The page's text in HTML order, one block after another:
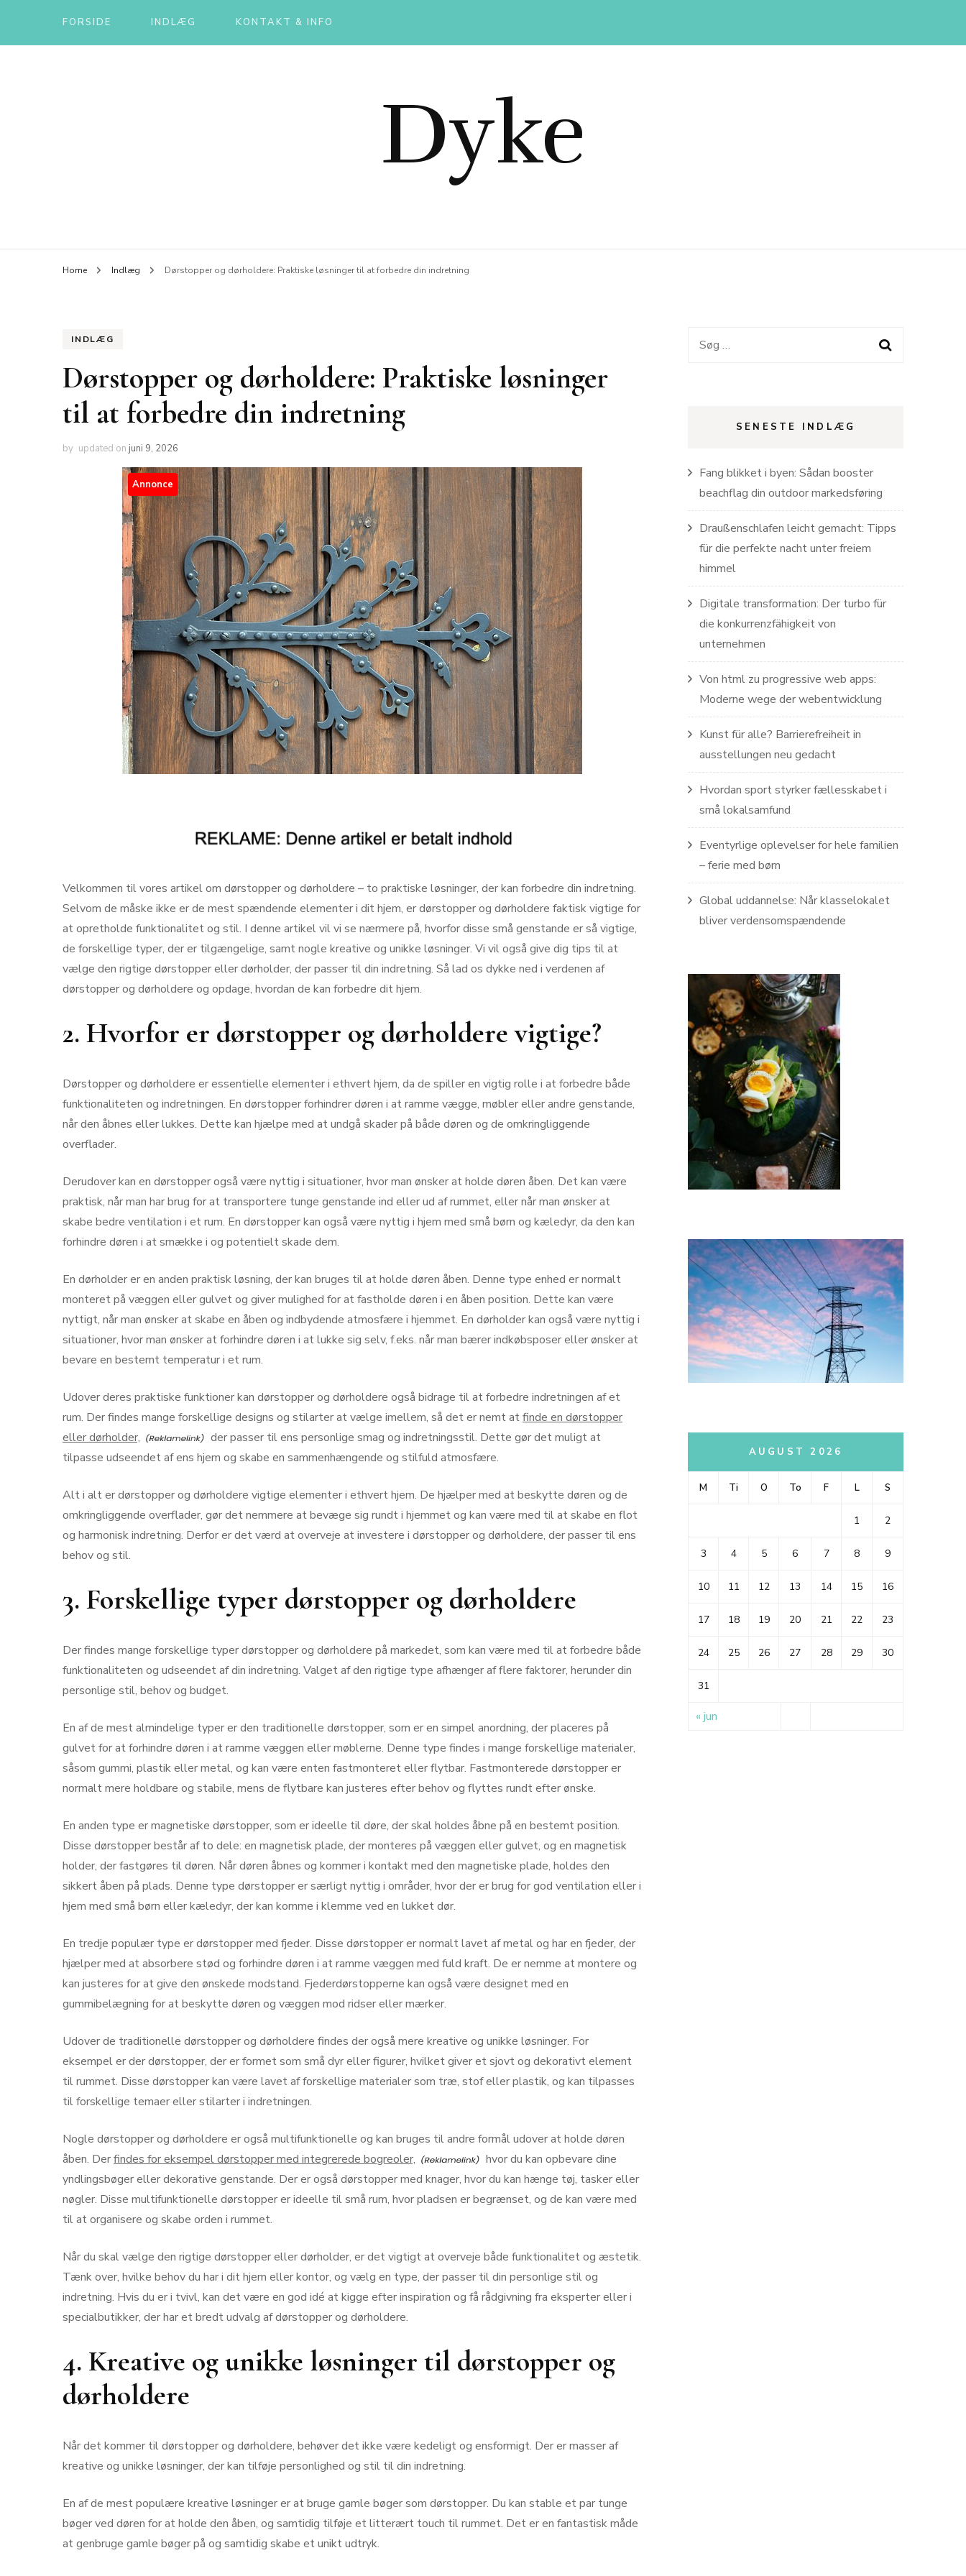
FORSIDE INDLÆG KONTAKT & INFO
Dyke
Home Indlæg Dørstopper og dørholdere: Praktiske løsninger til at forbedre din indretning
INDLÆG
Dørstopper og dørholdere: Praktiske løsninger
til at forbedre din indretning
by updated on juni 9, 2026
Annonce
Velkommen til vores artikel om dørstopper og dørholdere – to praktiske løsninger, der kan forbedre din indretning.
Selvom de måske ikke er de mest spændende elementer i dit hjem, er dørstopper og dørholdere faktisk vigtige for
at opretholde funktionalitet og stil. I denne artikel vil vi se nærmere på, hvorfor disse små genstande er så vigtige,
de forskellige typer, der er tilgængelige, samt nogle kreative og unikke løsninger. Vi vil også give dig tips til at
vælge den rigtige dørstopper eller dørholder, der passer til din indretning. Så lad os dykke ned i verdenen af
dørstopper og dørholdere og opdage, hvordan de kan forbedre dit hjem.
2. Hvorfor er dørstopper og dørholdere vigtige?
Dørstopper og dørholdere er essentielle elementer i ethvert hjem, da de spiller en vigtig rolle i at forbedre både
funktionaliteten og indretningen. En dørstopper forhindrer døren i at ramme vægge, møbler eller andre genstande,
når den åbnes eller lukkes. Dette kan hjælpe med at undgå skader på både døren og de omkringliggende
overflader.
Derudover kan en dørstopper også være nyttig i situationer, hvor man ønsker at holde døren åben. Det kan være
praktisk, når man har brug for at transportere tunge genstande ind eller ud af rummet, eller når man ønsker at
skabe bedre ventilation i et rum. En dørstopper kan også være nyttig i hjem med små børn og kæledyr, da den kan
forhindre døren i at smække i og potentielt skade dem.
En dørholder er en anden praktisk løsning, der kan bruges til at holde døren åben. Denne type enhed er normalt
monteret på væggen eller gulvet og giver mulighed for at fastholde døren i en åben position. Dette kan være
nyttigt, når man ønsker at skabe en åben og indbydende atmosfære i hjemmet. En dørholder kan også være nyttig i
situationer, hvor man ønsker at forhindre døren i at lukke sig selv, f.eks. når man bærer indkøbsposer eller ønsker at
bevare en bestemt temperatur i et rum.
Udover deres praktiske funktioner kan dørstopper og dørholdere også bidrage til at forbedre indretningen af et
rum. Der findes mange forskellige designs og stilarter at vælge imellem, så det er nemt atfinde en dørstopper
eller dørholder,
der passer til ens personlige smag og indretningsstil. Dette gør det muligt at
tilpasse udseendet af ens hjem og skabe en sammenhængende og stilfuld atmosfære.
Alt i alt er dørstopper og dørholdere vigtige elementer i ethvert hjem. De hjælper med at beskytte døren og de
omkringliggende overflader, gør det nemmere at bevæge sig rundt i hjemmet og kan være med til at skabe en flot
og harmonisk indretning. Derfor er det værd at overveje at investere i dørstopper og dørholdere, der passer til ens
behov og stil.
3. Forskellige typer dørstopper og dørholdere
Der findes mange forskellige typer dørstopper og dørholdere på markedet, som kan være med til at forbedre både
funktionaliteten og udseendet af din indretning. Valget af den rigtige type afhænger af flere faktorer, herunder din
personlige stil, behov og budget.
En af de mest almindelige typer er den traditionelle dørstopper, som er en simpel anordning, der placeres på
gulvet for at forhindre døren i at ramme væggen eller møblerne. Denne type findes i mange forskellige materialer,
såsom gummi, plastik eller metal, og kan være enten fastmonteret eller flytbar. Fastmonterede dørstopper er
normalt mere holdbare og stabile, mens de flytbare kan justeres efter behov og flyttes rundt efter ønske.
En anden type er magnetiske dørstopper, som er ideelle til døre, der skal holdes åbne på en bestemt position.
Disse dørstopper består af to dele: en magnetisk plade, der monteres på væggen eller gulvet, og en magnetisk
holder, der fastgøres til døren. Når døren åbnes og kommer i kontakt med den magnetiske plade, holdes den
sikkert åben på plads. Denne type dørstopper er særligt nyttig i områder, hvor der er brug for god ventilation eller i
hjem med små børn eller kæledyr, der kan komme i klemme ved en lukket dør.
En tredje populær type er dørstopper med fjeder. Disse dørstopper er normalt lavet af metal og har en fjeder, der
hjælper med at absorbere stød og forhindre døren i at ramme væggen med fuld kraft. De er nemme at montere og
kan justeres for at give den ønskede modstand. Fjederdørstopperne kan også være designet med en
gummibelægning for at beskytte døren og væggen mod ridser eller mærker.
Udover de traditionelle dørstopper og dørholdere findes der også mere kreative og unikke løsninger. For
eksempel er der dørstopper, der er formet som små dyr eller figurer, hvilket giver et sjovt og dekorativt element
til rummet. Disse dørstopper kan være lavet af forskellige materialer som træ, stof eller plastik, og kan tilpasses
til forskellige temaer eller stilarter i indretningen.
Nogle dørstopper og dørholdere er også multifunktionelle og kan bruges til andre formål udover at holde døren
åben. Derfindes for eksempel dørstopper med integrerede bogreoler,
hvor du kan opbevare dine
yndlingsbøger eller dekorative genstande. Der er også dørstopper med knager, hvor du kan hænge tøj, tasker eller
nøgler. Disse multifunktionelle dørstopper er ideelle til små rum, hvor pladsen er begrænset, og de kan være med
til at organisere og skabe orden i rummet.
Når du skal vælge den rigtige dørstopper eller dørholder, er det vigtigt at overveje både funktionalitet og æstetik.
Tænk over, hvilke behov du har i dit hjem eller kontor, og vælg en type, der passer til din personlige stil og
indretning. Hvis du er i tvivl, kan det være en god idé at kigge efter inspiration og få rådgivning fra eksperter eller i
specialbutikker, der har et bredt udvalg af dørstopper og dørholdere.
4. Kreative og unikke løsninger til dørstopper og
dørholdere
Når det kommer til dørstopper og dørholdere, behøver det ikke være kedeligt og ensformigt. Der er masser af
kreative og unikke løsninger, der kan tilføje personlighed og stil til din indretning.
En af de mest populære kreative løsninger er at bruge gamle bøger som dørstopper. Du kan stable et par tunge
bøger ved døren for at holde den åben, og samtidig tilføje et litterært touch til rummet. Det er en fantastisk måde
at genbruge gamle bøger på og samtidig skabe et unikt udtryk.
Søg
SENESTE INDLÆG
Fang blikket i byen: Sådan booster
beachflag din outdoor markedsføring
Draußenschlafen leicht gemacht: Tipps
für die perfekte nacht unter freiem
himmel
Digitale transformation: Der turbo für
die konkurrenzfähigkeit von
unternehmen
Von html zu progressive web apps:
Moderne wege der webentwicklung
Kunst für alle? Barrierefreiheit in
ausstellungen neu gedacht
Hvordan sport styrker fællesskabet i
små lokalsamfund
Eventyrlige oplevelser for hele familien
– ferie med børn
Global uddannelse: Når klasselokalet
bliver verdensomspændende
AUGUST 2026
M Ti O To F L S
1 2
3 4 5 6 7 8 9
10 11 12 13 14 15 16
17 18 19 20 21 22 23
24 25 26 27 28 29 30
31
« jun